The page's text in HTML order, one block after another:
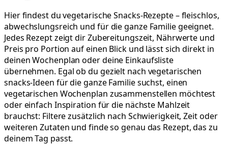
Hier findest du vegetarische Snacks-Rezepte – fleischlos,
abwechslungsreich und für die ganze Familie geeignet.
Jedes Rezept zeigt dir Zubereitungszeit, Nährwerte und
Preis pro Portion auf einen Blick und lässt sich direkt in
deinen Wochenplan oder deine Einkaufsliste
übernehmen. Egal ob du gezielt nach vegetarischen
snacks-Ideen für die ganze Familie suchst, einen
vegetarischen Wochenplan zusammenstellen möchtest
oder einfach Inspiration für die nächste Mahlzeit
brauchst: Filtere zusätzlich nach Schwierigkeit, Zeit oder
weiteren Zutaten und finde so genau das Rezept, das zu
deinem Tag passt.